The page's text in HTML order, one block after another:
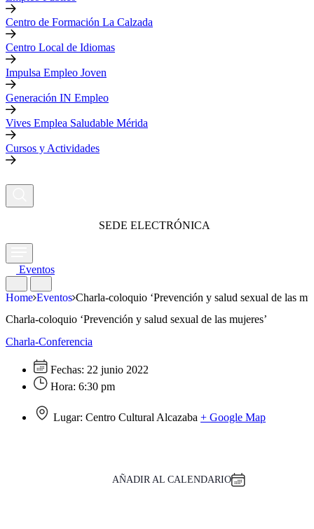
Centro de Formación La Calzada
Centro Local de Idiomas
Impulsa Empleo Joven
Generación IN Empleo
Vives Emplea Saludable Mérida
Cursos y Actividades
SEDE ELECTRÓNICA
Eventos
Home Eventos Charla-coloquio ‘Prevención y salud sexual de las
Charla-coloquio ‘Prevención y salud sexual de las mujeres’
Charla-Conferencia
Fechas: 22 junio 2022
Hora: 6:30 pm
Lugar: Centro Cultural Alcazaba + Google Map
AÑADIR AL CALENDARIO